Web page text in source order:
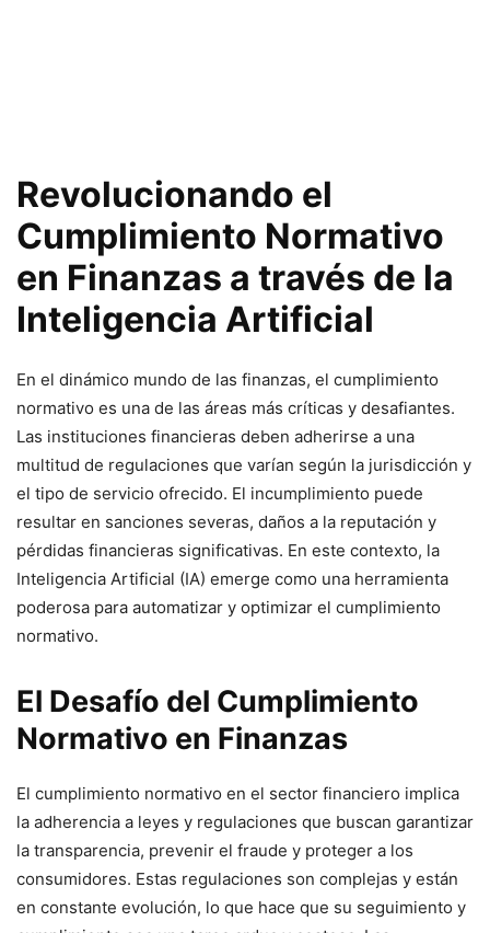
Revolucionando el
Cumplimiento Normativo
en Finanzas a través de la
Inteligencia Artificial
En el dinámico mundo de las finanzas, el cumplimiento
normativo es una de las áreas más críticas y desafiantes.
Las instituciones financieras deben adherirse a una
multitud de regulaciones que varían según la jurisdicción y
el tipo de servicio ofrecido. El incumplimiento puede
resultar en sanciones severas, daños a la reputación y
pérdidas financieras significativas. En este contexto, la
Inteligencia Artificial (IA) emerge como una herramienta
poderosa para automatizar y optimizar el cumplimiento
normativo.
El Desafío del Cumplimiento
Normativo en Finanzas
El cumplimiento normativo en el sector financiero implica
la adherencia a leyes y regulaciones que buscan garantizar
la transparencia, prevenir el fraude y proteger a los
consumidores. Estas regulaciones son complejas y están
en constante evolución, lo que hace que su seguimiento y